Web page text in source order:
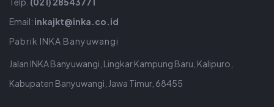
Email: inkajkt@inka.co.id
Pabrik INKA Banyuwangi
Jalan INKA Banyuwangi, Lingkar Kampung Baru, Kalipuro,
Kabupaten Banyuwangi, Jawa Timur, 68455